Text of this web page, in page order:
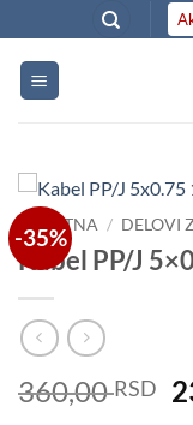
to
content
-35%
POČETNA / DELOVI
Kabel PP/J
360,00RSD